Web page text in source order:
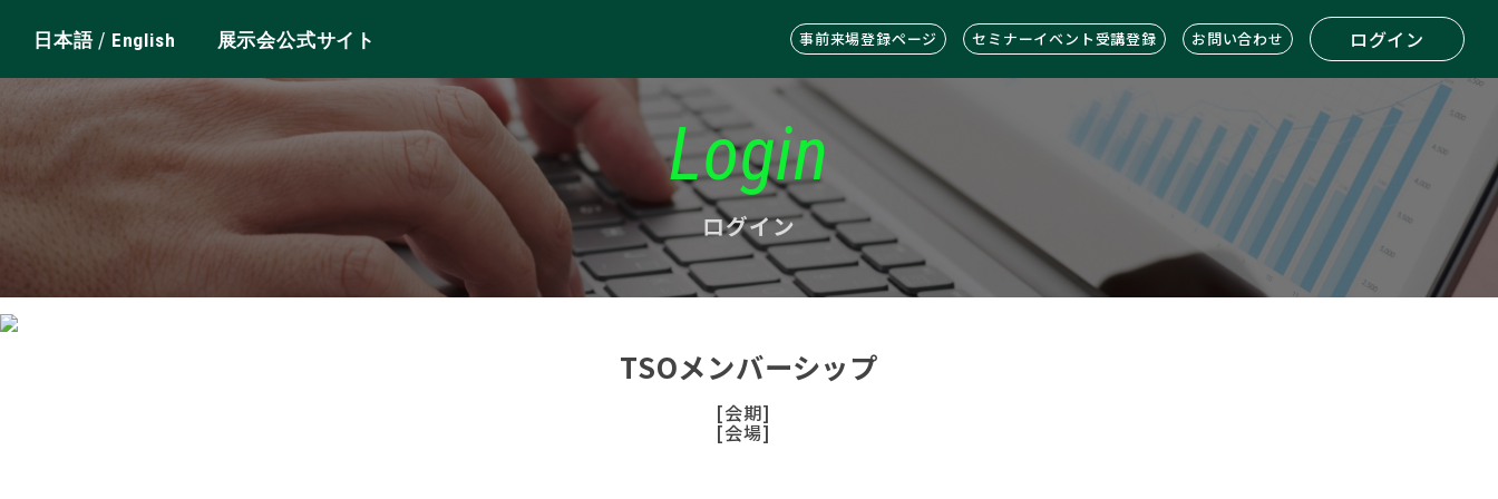
日本語/ English 展示会公式サイト 事前来場登録ページ セミナーイベント受講登録 お問い合わせ ログイン
Login
ログイン
TSOメンバーシップ
[会期]
[会場]